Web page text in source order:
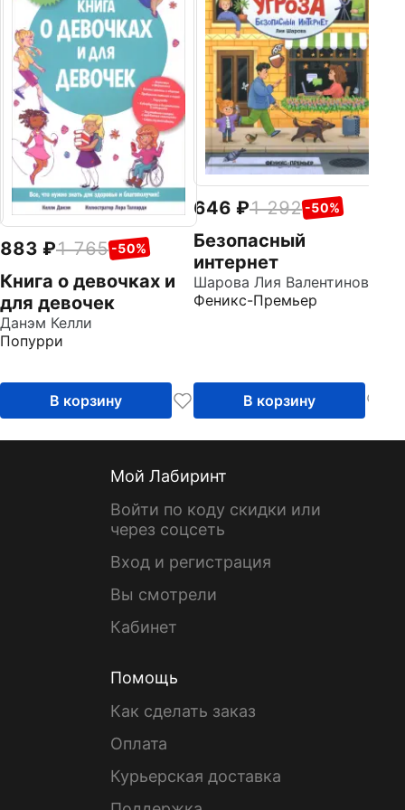
883 1 765 -50%
Книга о девочках и
для девочек
Данэм Келли
Попурри
В корзину
646 1 292 -50%
Безопасный
интернет
Шарова Лия Валентиновна
Феникс-Премьер
В корзину
Мой Лабиринт
Войти по коду скидки или
через соцсеть
Вход и регистрация
Вы смотрели
Кабинет
Помощь
Как сделать заказ
Оплата
Курьерская доставка